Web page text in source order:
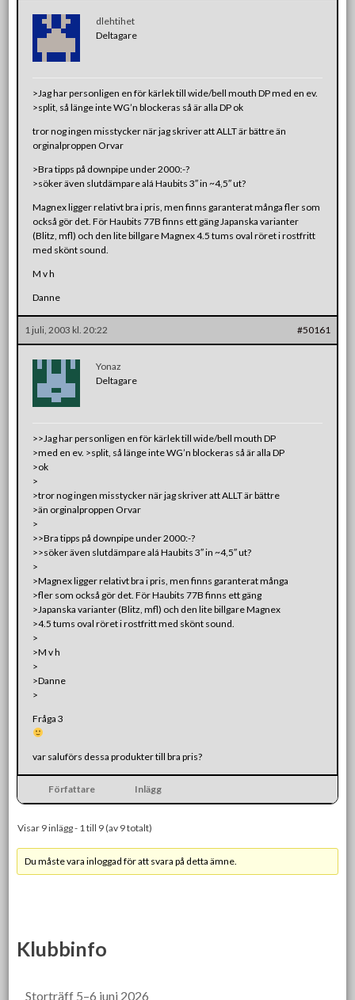
dlehtihet
Deltagare
>Jag har personligen en för kärlek till wide/bell mouth DP med en ev.
>split, så länge inte WG’n blockeras så är alla DP ok
tror nog ingen misstycker när jag skriver att ALLT är bättre än
orginalproppen Orvar
>Bra tipps på downpipe under 2000:-?
>söker även slutdämpare alá Haubits 3″ in ~4,5″ ut?
Magnex ligger relativt bra i pris, men finns garanterat många fler som
också gör det. För Haubits 77B finns ett gäng Japanska varianter
(Blitz, mfl) och den lite billgare Magnex 4.5 tums oval röret i rostfritt
med skönt sound.
M v h
Danne
1 juli, 2003 kl. 20:22 #50161
Yonaz
Deltagare
>>Jag har personligen en för kärlek till wide/bell mouth DP
>med en ev. >split, så länge inte WG’n blockeras så är alla DP
>ok
>
>tror nog ingen misstycker när jag skriver att ALLT är bättre
>än orginalproppen Orvar
>
>>Bra tipps på downpipe under 2000:-?
>>söker även slutdämpare alá Haubits 3″ in ~4,5″ ut?
>
>Magnex ligger relativt bra i pris, men finns garanterat många
>fler som också gör det. För Haubits 77B finns ett gäng
>Japanska varianter (Blitz, mfl) och den lite billgare Magnex
>4.5 tums oval röret i rostfritt med skönt sound.
>
>M v h
>
>Danne
>
Fråga 3
var saluförs dessa produkter till bra pris?
Författare Inlägg
Visar 9 inlägg - 1 till 9 (av 9 totalt)
Du måste vara inloggad för att svara på detta ämne.
Klubbinfo
Storträff 5–6 juni 2026